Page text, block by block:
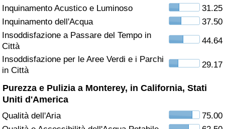
Inquinamento Acustico e Luminoso
31.25
Inquinamento dell'Acqua
37.50
Insoddisfazione a Passare del Tempo in
Città
44.64
Insoddisfazione per le Aree Verdi e i Parchi
in Città
29.17
Purezza e Pulizia a Monterey, in California, Stati
Uniti d'America
Qualità dell'Aria
75.00
Indice dell’Assistenza Sanitaria (Corrente)
Indice dell’Assistenza Sanitaria
Indice dell’Assistenza Sanitaria per
Nazione
Inquinamento
Indice dell’Inquinamento (Corrente)